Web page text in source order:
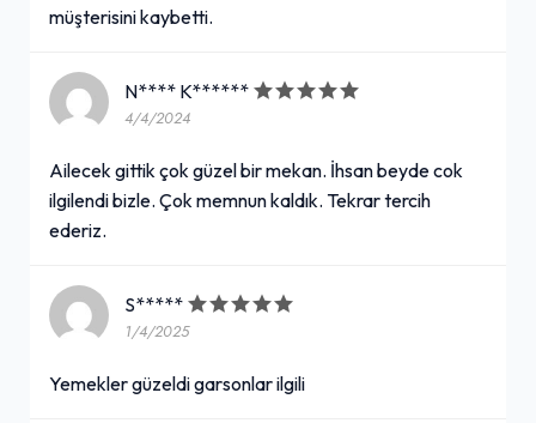
müşterisini kaybetti.
N**** K******
4/4/2024
Ailecek gittik çok güzel bir mekan. İhsan beyde cok
ilgilendi bizle. Çok memnun kaldık. Tekrar tercih
ederiz.
S*****
1/4/2025
Yemekler güzeldi garsonlar ilgili